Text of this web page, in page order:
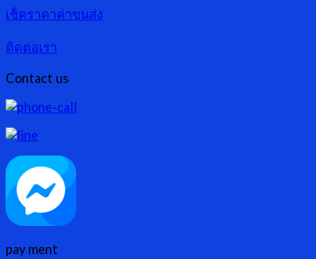
เช็คราคาค่าขนส่ง
ติดต่อเรา
Contact us
pay ment